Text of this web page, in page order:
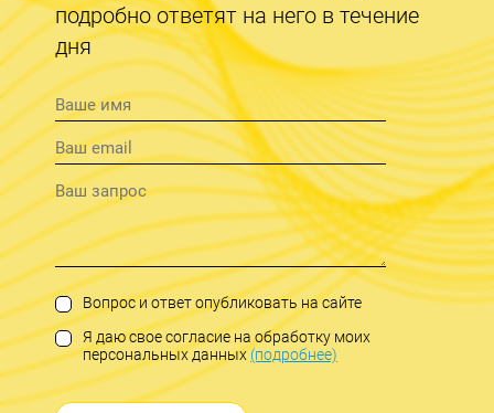
подробно ответят на него в течение
дня
Вопрос и ответ опубликовать на сайте
Я даю свое согласие на обработку моих
персональных данных(подробнее)